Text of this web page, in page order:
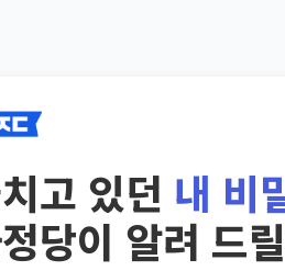
고 있던 내 비
당이 알려 드